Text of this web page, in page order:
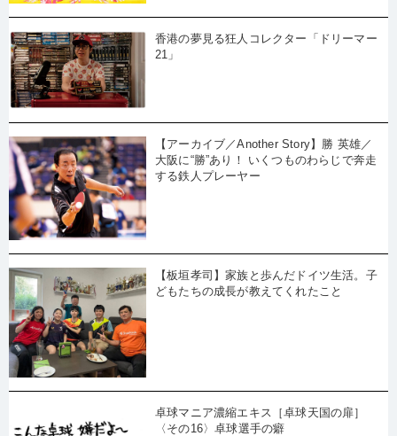
香港の夢見る狂人コレクター「ドリーマー
21」
【アーカイブ／Another Story】勝 英雄／
大阪に“勝”あり！ いくつものわらじで奔走
する鉄人プレーヤー
【板垣孝司】家族と歩んだドイツ生活。子
どもたちの成長が教えてくれたこと
卓球マニア濃縮エキス［卓球天国の扉］
〈その16〉卓球選手の癖